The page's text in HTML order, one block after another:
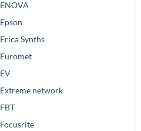
ENOVA
Epson
Erica Synths
Euromet
EV
Extreme network
FBT
Focusrite